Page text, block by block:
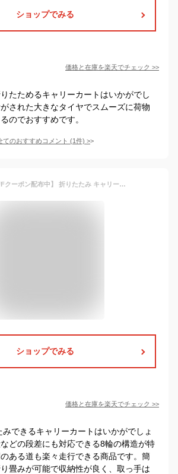
ショップでみる
価格と在庫を楽天でチェック >>
たためるキャリーカートはいかがでし
された大きなタイヤでスムーズに荷物
のでおすすめです。
てのおすすめコメント (1件) >
【限定10%OFFクーポン配布中】 折りたたみ キャリーカート8輪段差も楽々 ショッピングカート耐荷重60kg 蓋付き 軽量 折り畳み台車 静音 コンパクトボックス 座れる 飛び出し防止 簡単組立て アウトドアワゴン 買い物カゴ 運搬 運動会 キャンプ用
ショップでみる
価格と在庫を楽天でチェック >>
みできるキャリーカートはいかがでしょ
どの段差にも対応できる8輪の構造が特
ある道も楽々走行できる商品です。簡
畳みが可能で収納性が良く、取っ手は